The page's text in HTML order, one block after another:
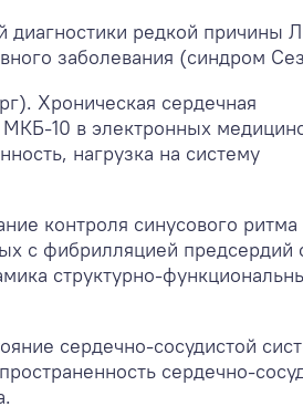
редкой причины
заболевания (синдром
Хроническая сердечная
МКБ-10 в электронных
нагрузка на систему
контроля синусового ритма
с фибрилляцией
структурно-
сердечно-сосудистой
сердечно-